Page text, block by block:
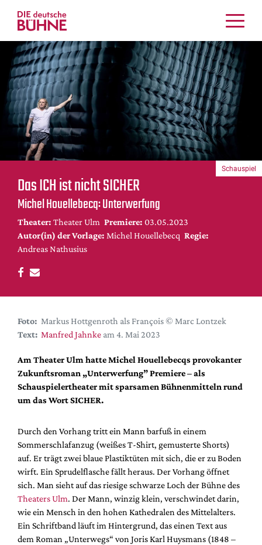
Kritiken
Schauspiel
Musiktheater
Tanz
Crossover
Bühnenwelt
Festivals & Veranstaltungen
Menschen & Theater
Themen
Internationales
Nachrufe
Medientipps
DdB-map
Kalender
Festival-Planer
Alle Hefte
Leseproben
Podcast
Service
Shop / Abo
Newsletter
Redaktion
Autor:innen
Partner
Mediadaten
Das ICH ist nicht SICHER
Michel Houellebecq: Unterwerfung
Theater: Theater Ulm Premiere: 03.05.2023
Autor(in) der Vorlage: Michel Houellebecq Regie:
Andreas Nathusius
Schauspiel
Foto: Markus Hottgenroth als François © Marc Lontzek
Text: Manfred Jahnke am 4. Mai 2023
Am Theater Ulm hatte Michel Houellebecqs provokanter
Zukunftsroman „Unterwerfung” Premiere – als
Schauspielertheater mit sparsamen Bühnenmitteln rund
um das Wort SICHER.
Durch den Vorhang tritt ein Mann barfuß in einem
Sommerschlafanzug (weißes T-Shirt, gemusterte Shorts)
auf. Er trägt zwei blaue Plastiktüten mit sich, die er zu Boden
wirft. Ein Sprudelflasche fällt heraus. Der Vorhang öffnet
sich. Man sieht auf das riesige schwarze Loch der Bühne des
Theaters Ulm. Der Mann, winzig klein, verschwindet darin,
wie ein Mensch in den hohen Kathedralen des Mittelalters.
Ein Schriftband läuft im Hintergrund, das einen Text aus
dem Roman „Unterwegs“ von Joris Karl Huysmans (1848 –